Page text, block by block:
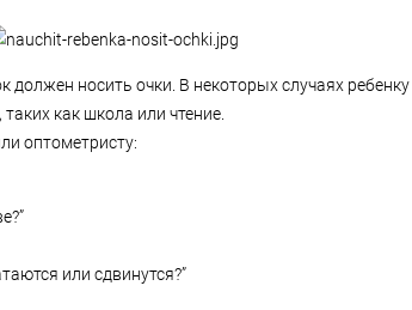
должен носить очки. В некоторых случаях
как школа или чтение.
оптометристу:
или сдвинутся?”